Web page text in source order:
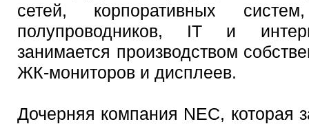
сетей, корпоративных
полупроводников, IT и
занимается производством
ЖК-мониторов и дисплеев.
Дочерняя компания NEC, которая